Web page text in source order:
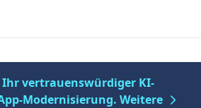
vertrauenswürdiger KI-
Modernisierung. Weitere